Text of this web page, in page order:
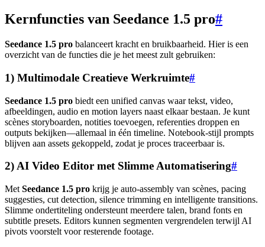
Kernfuncties van Seedance 1.5 pro#
Seedance 1.5 pro balanceert kracht en bruikbaarheid. Hier is een
overzicht van de functies die je het meest zult gebruiken:
1) Multimodale Creatieve Werkruimte#
Seedance 1.5 pro biedt een unified canvas waar tekst, video,
afbeeldingen, audio en motion layers naast elkaar bestaan. Je kunt
scènes storyboarden, notities toevoegen, referenties droppen en
outputs bekijken—allemaal in één timeline. Notebook-stijl prompts
blijven aan assets gekoppeld, zodat je proces traceerbaar is.
2) AI Video Editor met Slimme Automatisering#
Met Seedance 1.5 pro krijg je auto-assembly van scènes, pacing
suggesties, cut detection, silence trimming en intelligente transitions.
Slimme ondertiteling ondersteunt meerdere talen, brand fonts en
subtitle presets. Editors kunnen segmenten vergrendelen terwijl AI
pivots voorstelt voor resterende footage.